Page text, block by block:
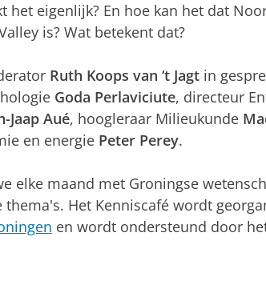
het eigenlijk? En hoe kan het dat
is? Wat betekent dat?
Ruth Koops van ‘t Jagt in
Goda Perlaviciute, directeur
Jaap Aué, hoogleraar Milieukunde
en energie Peter Perey.
elke maand met Groningse
thema's. Het Kenniscafé wordt
en wordt ondersteund door